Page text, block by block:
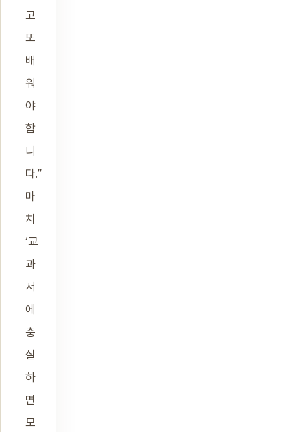
고
또
배
워
야
합
니
다.”
마
치
‘교
과
서
에
충
실
하
면
모